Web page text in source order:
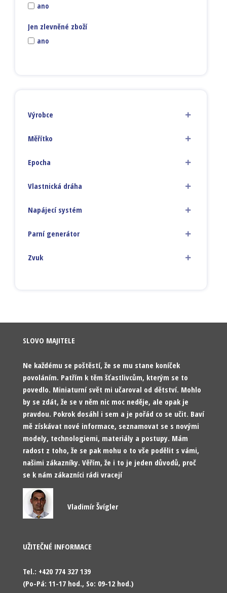
ano
Jen zlevněné zboží
ano
Výrobce
Měřítko
Epocha
Vlastnická dráha
Napájecí systém
Parní generátor
Zvuk
SLOVO MAJITELE
Ne každému se poštěstí, že se mu stane koníček
povoláním. Patřím k těm šťastlivcům, kterým se to
povedlo. Miniaturní svět mi učaroval od dětství. Mohlo
by se zdát, že se v něm nic moc neděje, ale opak je
pravdou. Pokrok dosáhl i sem a je pořád co se učit. Baví
mě získávat nové informace, seznamovat se s novými
modely, technologiemi, materiály a postupy. Mám
radost z toho, že se pak mohu o to vše podělit s vámi,
našimi zákazníky. Věřím, že i to je jeden důvodů, proč
se k nám zákazníci rádi vracejí
Vladimír Švígler
UŽITEČNÉ INFORMACE
Tel.: +420 774 327 139
(Po-Pá: 11-17 hod., So: 09-12 hod.)